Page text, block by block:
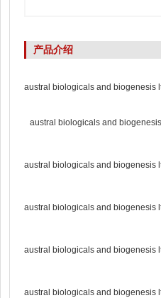
产品介绍
austral biologicals and biogenesis
austral biologicals and
austral biologicals and biogenesis
austral biologicals and biogenesis
austral biologicals and biogenesis
austral biologicals and biogenesis